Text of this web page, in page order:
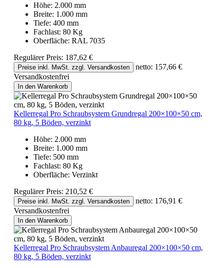
Höhe: 2.000 mm
Breite: 1.000 mm
Tiefe: 400 mm
Fachlast: 80 Kg
Oberfläche: RAL 7035
Regulärer Preis: 187,62 €
Preise inkl. MwSt. zzgl. Versandkosten
netto: 157,66 €
Versandkostenfrei
In den Warenkorb
Kellerregal Pro Schraubsystem Grundregal 200×100×50 cm,
80 kg, 5 Böden, verzinkt
Höhe: 2.000 mm
Breite: 1.000 mm
Tiefe: 500 mm
Fachlast: 80 Kg
Oberfläche: Verzinkt
Regulärer Preis: 210,52 €
Preise inkl. MwSt. zzgl. Versandkosten
netto: 176,91 €
Versandkostenfrei
In den Warenkorb
Kellerregal Pro Schraubsystem Anbauregal 200×100×50 cm,
80 kg, 5 Böden, verzinkt